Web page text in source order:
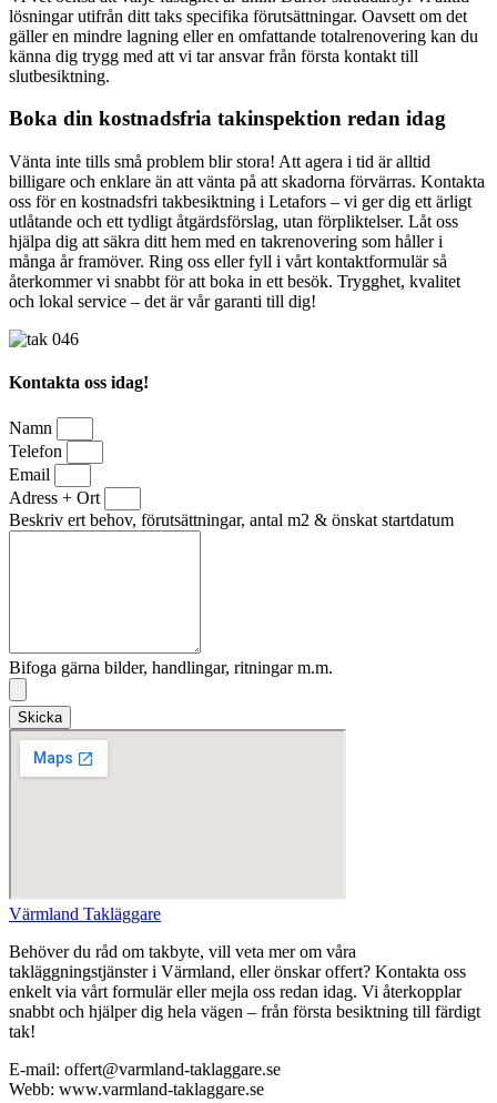
lösningar utifrån ditt taks specifika förutsättningar. Oavsett om det
gäller en mindre lagning eller en omfattande totalrenovering kan du
känna dig trygg med att vi tar ansvar från första kontakt till
slutbesiktning.
Boka din kostnadsfria takinspektion redan idag
Vänta inte tills små problem blir stora! Att agera i tid är alltid
billigare och enklare än att vänta på att skadorna förvärras. Kontakta
oss för en kostnadsfri takbesiktning i Letafors – vi ger dig ett ärligt
utlåtande och ett tydligt åtgärdsförslag, utan förpliktelser. Låt oss
hjälpa dig att säkra ditt hem med en takrenovering som håller i
många år framöver. Ring oss eller fyll i vårt kontaktformulär så
återkommer vi snabbt för att boka in ett besök. Trygghet, kvalitet
och lokal service – det är vår garanti till dig!
Kontakta oss idag!
Namn
Telefon
Email
Adress + Ort
Beskriv ert behov, förutsättningar, antal m2 & önskat startdatum
Bifoga gärna bilder, handlingar, ritningar m.m.
Skicka
Värmland Takläggare
Behöver du råd om takbyte, vill veta mer om våra
takläggningstjänster i Värmland, eller önskar offert? Kontakta oss
enkelt via vårt formulär eller mejla oss redan idag. Vi återkopplar
snabbt och hjälper dig hela vägen – från första besiktning till färdigt
tak!
E-mail: offert@varmland-taklaggare.se
Webb: www.varmland-taklaggare.se